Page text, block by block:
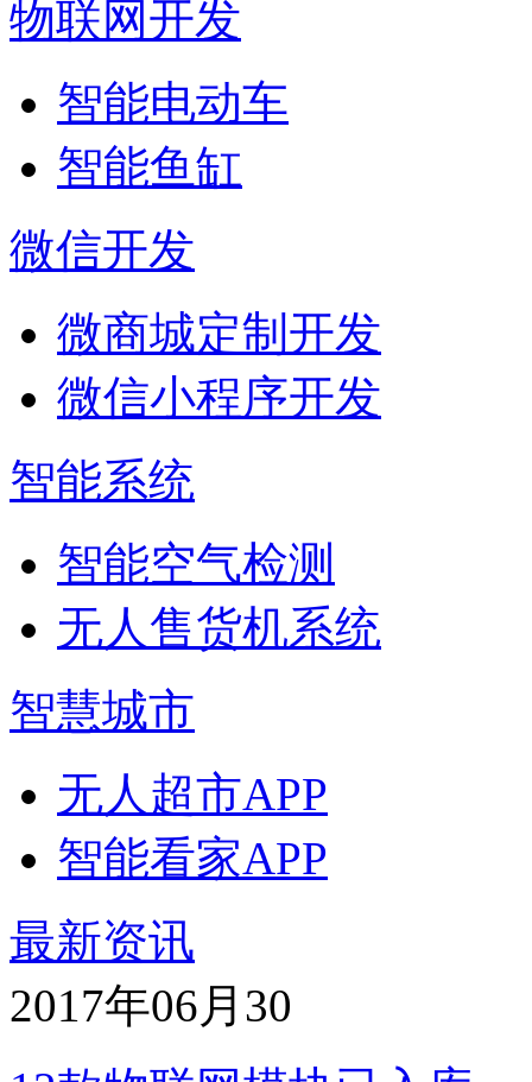
物联网开发
智能电动车
智能鱼缸
微信开发
微商城定制开发
微信小程序开发
智能系统
智能空气检测
无人售货机系统
智慧城市
无人超市APP
智能看家APP
最新资讯
2017年06月 30